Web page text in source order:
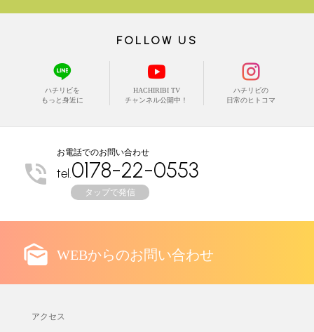
FOLLOW US
ハチリビを
もっと身近に
HACHIRIBI TV
チャンネル公開中！
ハチリビの
日常のヒトコマ
お電話でのお問い合わせ
tel. 0178-22-0553
タップで発信
WEBからのお問い合わせ
アクセス